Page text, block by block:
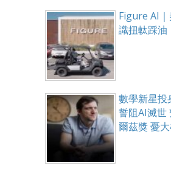
Figure AI
識扭軚踩油
數學新星投
誓阻AI滅世
爾茲獎 憂